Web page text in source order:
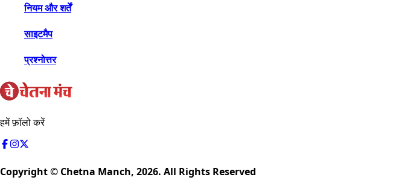
नियम और शर्तें
साइटमैप
प्रश्नोत्तर
हमें फ़ॉलो करें
Copyright © Chetna Manch, 2026. All Rights Reserved